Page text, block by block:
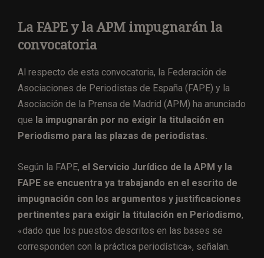
La FAPE y la APM impugnarán la
convocatoria
Al respecto de esta convocatoria, la Federación de
Asociaciones de Periodistas de España (FAPE) y la
Asociación de la Prensa de Madrid (APM) ha anunciado
que la impugnarán por no exigir la titulación en
Periodismo para las plazas de periodistas.
Según la FAPE, el Servicio Jurídico de la APM y la
FAPE se encuentra ya trabajando en el escrito de
impugnación con los argumentos y justificaciones
pertinentes para exigir la titulación en Periodismo,
«dado que los puestos descritos en las bases se
corresponden con la práctica periodística», señalan.